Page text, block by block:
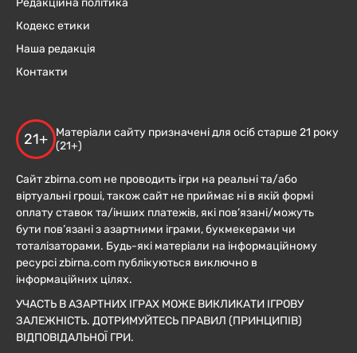
Кодекс етики
Наша редакція
Контакти
21+
Матеріали сайту призначені для осіб старше 21 року
(21+)
Сайт zbirna.com не проводить ігри на реальні та/або
віртуальні гроші, також сайт не приймає ні в якій формі
оплату ставок та/інших платежів, які пов’язані/можуть
бути пов’язані з азартними іграми, букмекерами чи
тоталізаторами. Будь-які матеріали на інформаційному
ресурсі zbirna.com публікуються виключно в
інформаційних цілях.
УЧАСТЬ В АЗАРТНИХ ІГРАХ МОЖЕ ВИКЛИКАТИ ІГРОВУ
ЗАЛЕЖНІСТЬ. ДОТРИМУЙТЕСЬ ПРАВИЛ (ПРИНЦИПІВ)
ВІДПОВІДАЛЬНОЇ ГРИ.